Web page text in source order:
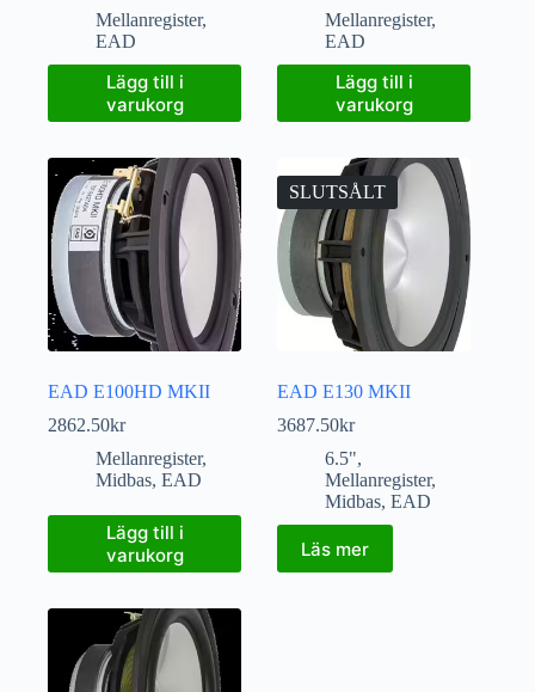
Mellanregister,
EAD
Lägg till i
varukorg
Mellanregister,
EAD
Lägg till i
varukorg
EAD E100HD MKII
2862.50kr
Mellanregister,
Midbas, EAD
Lägg till i
varukorg
SLUTSÅLT
EAD E130 MKII
3687.50kr
6.5",
Mellanregister,
Midbas,EAD
Läs mer